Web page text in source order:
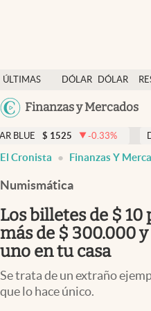
ÚLTIMAS
NOTICIAS
DÓLAR
DÓLAR
Finanzas y Mercados
Dólar
Members
Economía y Política
Finanzas y Mercados
Mercados Online
Negocios
Columnistas
Apertura
-0.33% DÓLAR TARJETA
El Cronista Finanzas Y
Numismática
Los billetes de $ 10
más de $ 300.000
uno en tu casa
Se trata de un extraño
que lo hace único.